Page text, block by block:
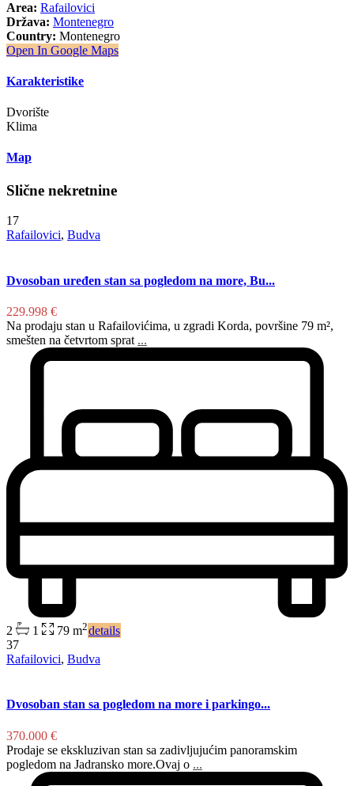
Area: Rafailovici
Država: Montenegro
Country: Montenegro
Open In Google Maps
Karakteristike
Dvorište
Klima
Map
Slične nekretnine
17
Rafailovici, Budva
Dvosoban uređen stan sa pogledom na more, Bu...
229.998 €
Na prodaju stan u Rafailovićima, u zgradi Korda, površine 79 m²,
smešten na četvrtom sprat ...
2 1 79 m2details
37
Rafailovici, Budva
Dvosoban stan sa pogledom na more i parkingo...
370.000 €
Prodaje se ekskluzivan stan sa zadivljujućim panoramskim
pogledom na Jadransko more.Ovaj o ...